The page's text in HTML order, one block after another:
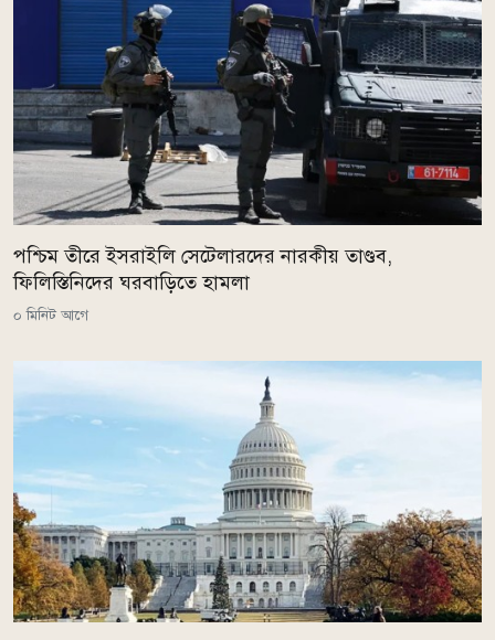
পশ্চিম তীরে ইসরাইলি সেটেলারদের নারকীয় তাণ্ডব,
ফিলিস্তিনিদের ঘরবাড়িতে হামলা
০ মিনিট আগে